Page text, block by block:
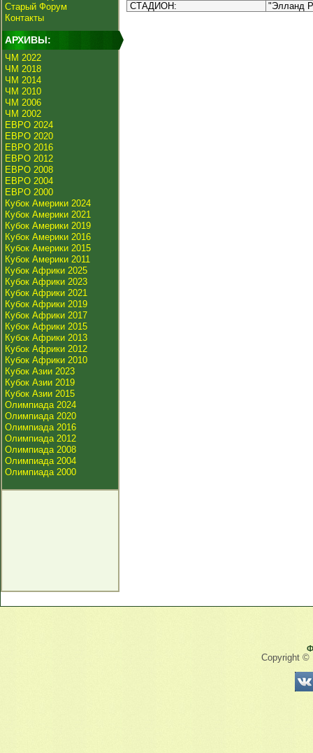
Старый Форум
Контакты
АРХИВЫ:
ЧМ 2022
ЧМ 2018
ЧМ 2014
ЧМ 2010
ЧМ 2006
ЧМ 2002
ЕВРО 2024
ЕВРО 2020
ЕВРО 2016
ЕВРО 2012
ЕВРО 2008
ЕВРО 2004
ЕВРО 2000
Кубок Америки 2024
Кубок Америки 2021
Кубок Америки 2019
Кубок Америки 2016
Кубок Америки 2015
Кубок Америки 2011
Кубок Африки 2025
Кубок Африки 2023
Кубок Африки 2021
Кубок Африки 2019
Кубок Африки 2017
Кубок Африки 2015
Кубок Африки 2013
Кубок Африки 2012
Кубок Африки 2010
Кубок Азии 2023
Кубок Азии 2019
Кубок Азии 2015
Олимпиада 2024
Олимпиада 2020
Олимпиада 2016
Олимпиада 2012
Олимпиада 2008
Олимпиада 2004
Олимпиада 2000
СТАДИОН:
"Элланд
Copyright ©